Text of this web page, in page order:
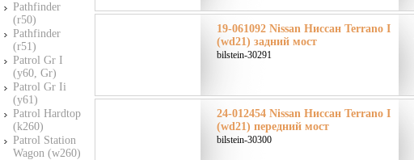
Pathfinder
(r50)
Pathfinder
(r51)
Patrol Gr I
(y60, Gr)
Patrol Gr Ii
(y61)
Patrol Hardtop
(k260)
Patrol Station
Wagon (w260)
19-061092 Nissan Ниссан Terrano I
(wd21) задний мост
bilstein-30291
24-012454 Nissan Ниссан Terrano I
(wd21) передний мост
bilstein-30300